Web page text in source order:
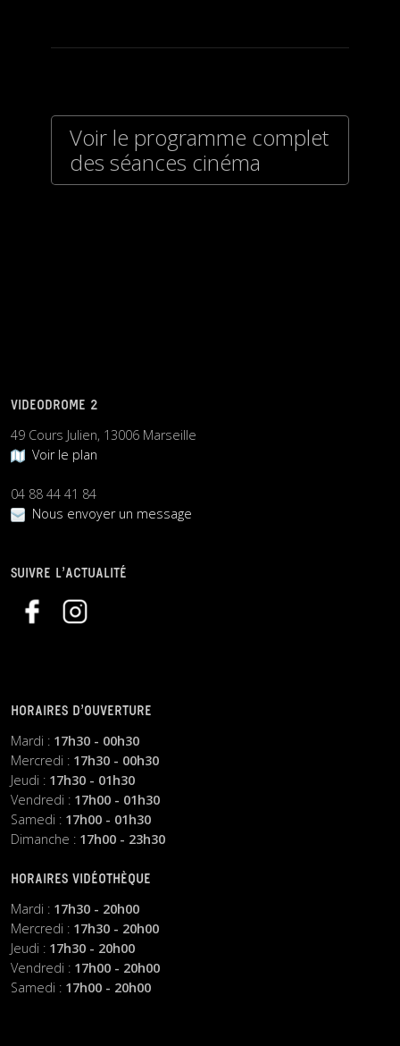
Voir le programme complet
des séances cinéma
VIDEODROME 2
49 Cours Julien, 13006 Marseille
Voir le plan
04 88 44 41 84
Nous envoyer un message
SUIVRE L’ACTUALITÉ
HORAIRES D’OUVERTURE
Mardi : 17h30 - 00h30
Mercredi : 17h30 - 00h30
Jeudi : 17h30 - 01h30
Vendredi : 17h00 - 01h30
Samedi : 17h00 - 01h30
Dimanche : 17h00 - 23h30
HORAIRES VIDÉOTHÈQUE
Mardi : 17h30 - 20h00
Mercredi : 17h30 - 20h00
Jeudi : 17h30 - 20h00
Vendredi : 17h00 - 20h00
Samedi : 17h00 - 20h00